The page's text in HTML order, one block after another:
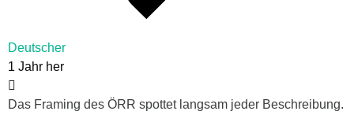
Deutscher
1 Jahr her
Das Framing des ÖRR spottet langsam jeder Beschreibung.